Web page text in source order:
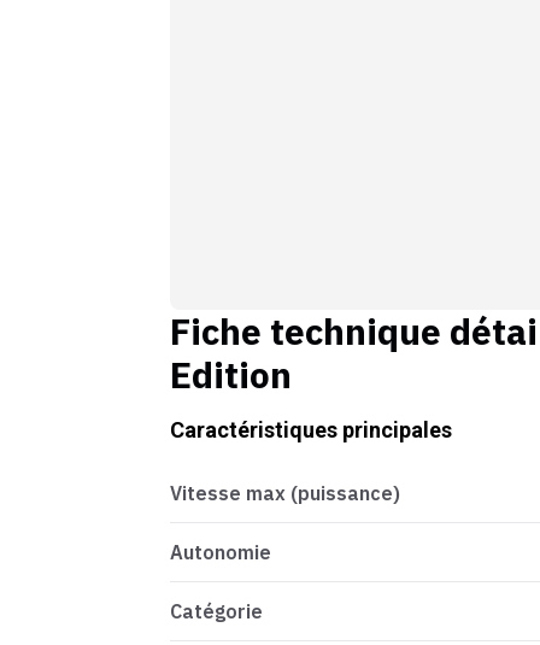
Fiche technique
Edition
Caractéristiques principales
Vitesse max (puissance)
Autonomie
Catégorie